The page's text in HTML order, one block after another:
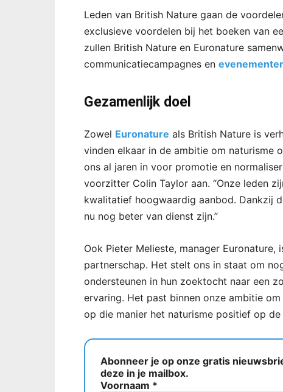
Leden van British Nature gaan de
exclusieve voordelen bij het boeken van
zullen British Nature en Euronature
communicatiecampagnes en
Gezamenlijk doel
Zowel Euronature als British Nature is
vinden elkaar in de ambitie om naturisme
ons al jaren in voor promotie en
voorzitter Colin Taylor aan. “Onze leden
kwalitatief hoogwaardig aanbod. Dankzij
nu nog beter van dienst zijn.”
Ook Pieter Melieste, manager
partnerschap. Het stelt ons in staat om
ondersteunen in hun zoektocht naar een
ervaring. Het past binnen onze ambitie
op die manier het naturisme positief op
Abonneer je op onze gratis
deze in je mailbox.
Voornaam *